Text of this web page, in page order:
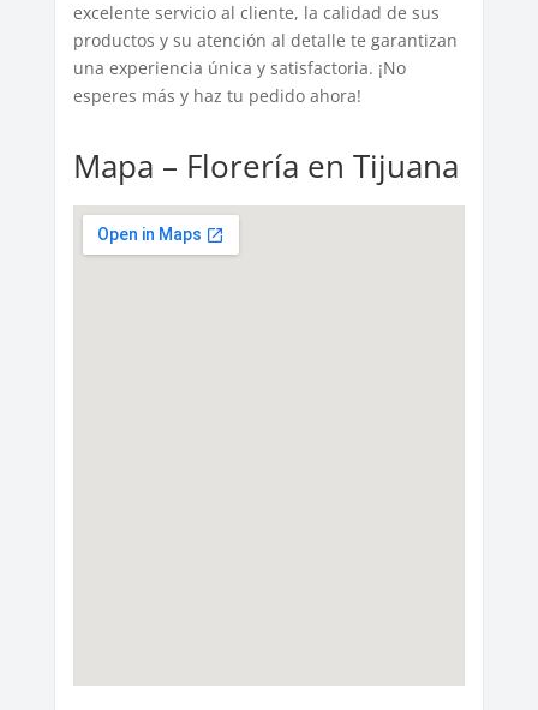
excelente servicio al cliente, la calidad de sus
productos y su atención al detalle te garantizan
una experiencia única y satisfactoria. ¡No
esperes más y haz tu pedido ahora!
Mapa – Florería en Tijuana